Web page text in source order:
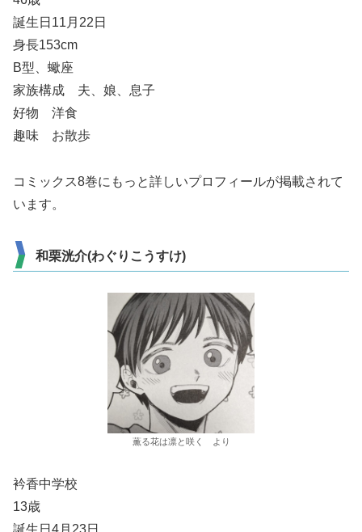
誕生日11月22日
身長153cm
B型、蠍座
家族構成 夫、娘、息子
好物 洋食
趣味 お散歩
コミックス8巻にもっと詳しいプロフィールが掲載されて
います。
和栗洸介(わぐりこうすけ)
薫る花は凛と咲く より
衿香中学校
13歳
誕生日4月23日